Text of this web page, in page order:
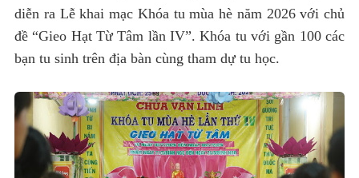
diễn ra Lễ khai mạc Khóa tu mùa hè năm 2026 với chủ
đề “Gieo Hạt Từ Tâm lần IV”. Khóa tu với gần 100 các
bạn tu sinh trên địa bàn cùng tham dự tu học.